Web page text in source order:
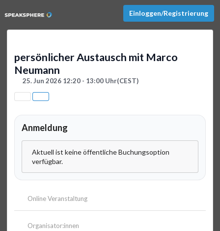
Einloggen/Registrierung
persönlicher Austausch mit Marco
Neumann
25. Jun 2026 12:20 - 13:00 Uhr(CEST)
Anmeldung
Aktuell ist keine öffentliche Buchungsoption
verfügbar.
Online Veranstaltung
Organisator:innen